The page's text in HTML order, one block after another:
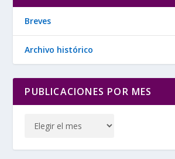
Breves
Archivo histórico
PUBLICACIONES POR MES